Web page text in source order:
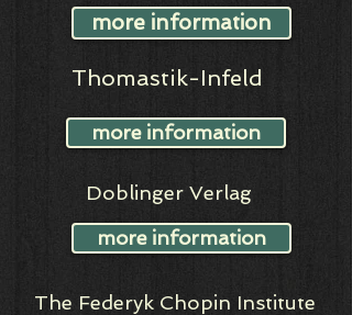
more information
Thomastik-Infeld
more information
​Doblinger Verlag
more information
The Federyk Chopin Institute